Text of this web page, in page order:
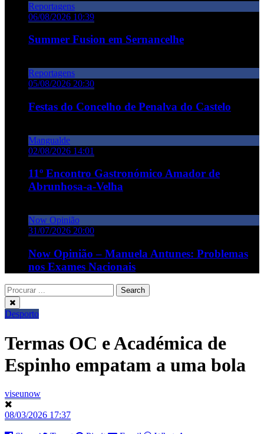
Reportagens
06/08/2026 10:39
Summer Fusion em Sernancelhe
Reportagens
05/08/2026 20:30
Festas do Concelho de Penalva do Castelo
Mangualde
02/08/2026 14:01
11º Encontro Gastronómico Amador de
Abrunhosa-a-Velha
Now Opinião
31/07/2026 20:00
Now Opinião – Manuela Antunes: Problemas
nos Exames Nacionais
Desporto
Termas OC e Académica de
Espinho empatam a uma bola
viseunow
08/03/2026 17:37